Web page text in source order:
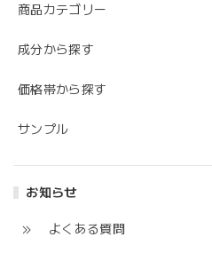
商品カテゴリー
成分から探す
価格帯から探す
サンプル
お知らせ
よくある質問